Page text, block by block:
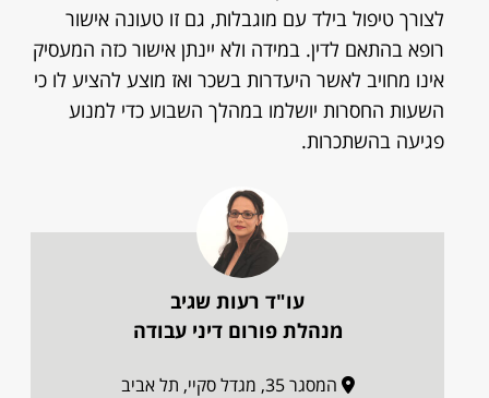
לצורך טיפול בילד עם מוגבלות, גם זו טעונה אישור
רופא בהתאם לדין. במידה ולא יינתן אישור כזה המעסיק
אינו מחויב לאשר היעדרות בשכר ואז מוצע להציע לו כי
השעות החסרות יושלמו במהלך השבוע כדי למנוע
פגיעה בהשתכרות.
עו"ד רעות שגיב
מנהלת פורום דיני עבודה
המסגר 35, מגדל סקיי, תל אביב